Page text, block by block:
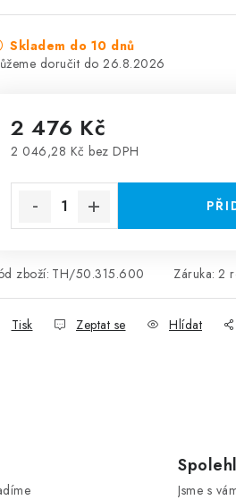
Skladem do 10 dnů
26.8.2026
2 476 Kč
2 046,28 Kč bez DPH
zboží: TH/50.315.600 Záruka: 2
Tisk Zeptat se Hlídat
Jsme s